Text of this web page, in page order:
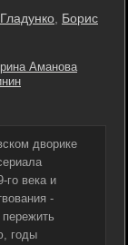
Борис
Аманова
дворике
го века и
-
годы